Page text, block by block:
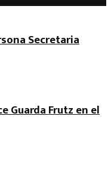
Secretaria
Guarda Frutz en el